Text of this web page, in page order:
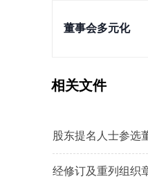
股东提名人士参选
经修订及重列组织
相关文件
董事会多元化